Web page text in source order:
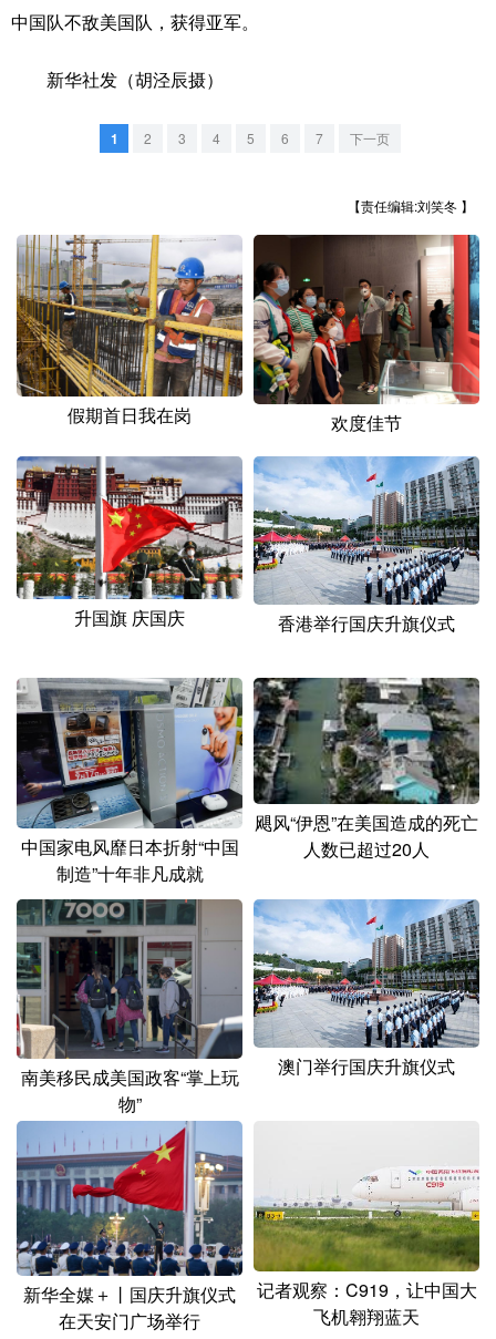
公益 一带一路
文化产业
山西
辽宁 吉林 江苏
浙江 安徽 福建 江西
山东 河南 湖北 湖南
广东 广西 海南 重庆
陕西 甘肃 青海 宁夏
新疆 内蒙古 黑龙江
多语种频道
English Español Français عربى
Русский язык 日本語 한국어
Deutsch Português
中国队不敌美国队，获得亚军。
新华社发（胡泾辰摄）
1 2 3 4 5 6 7 下一页
【责任编辑:刘笑冬 】
假期首日我在岗 欢度佳节
升国旗 庆国庆 香港举行国庆升旗仪式
中国家电风靡日本折射“中国
制造”十年非凡成就
飓风“伊恩”在美国造成的死亡
人数已超过20人
南美移民成美国政客“掌上玩
物”
澳门举行国庆升旗仪式
新华全媒＋丨国庆升旗仪式
在天安门广场举行
记者观察：C919，让中国大
飞机翱翔蓝天